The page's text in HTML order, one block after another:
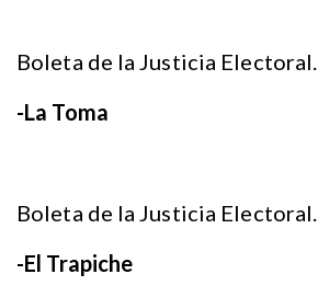
Boleta de la Justicia Electoral.
-La Toma
Boleta de la Justicia Electoral.
-El Trapiche